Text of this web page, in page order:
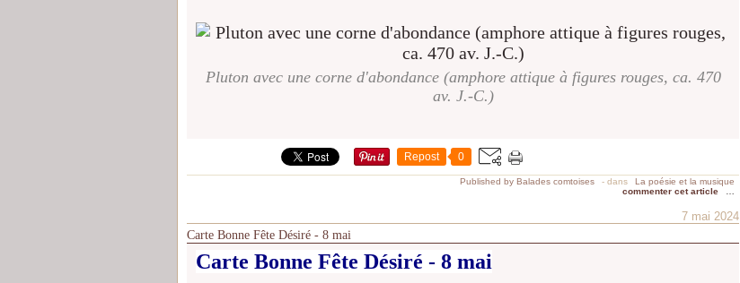
Pluton avec une corne d'abondance (amphore attique à figures rouges, ca. 470
av. J.-C.)
Repost 0
Published by Balades comtoises - dans
La poésie et la musique
commenter cet article
7 mai 2024
Carte Bonne Fête Désiré - 8 mai
Carte Bonne Fête Désiré - 8 mai